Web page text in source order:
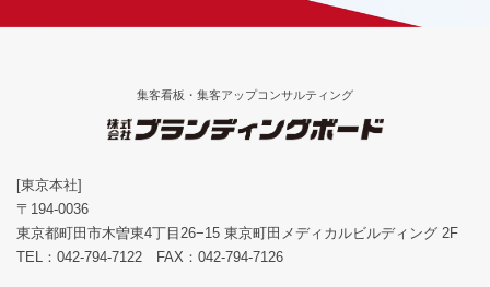
集客看板・集客アップコンサルティング
[東京本社]
〒194-0036
東京都町田市木曽東4丁目26−15 東京町田メディカルビルディング 2F
TEL： 042-794-7122 FAX：042-794-7126